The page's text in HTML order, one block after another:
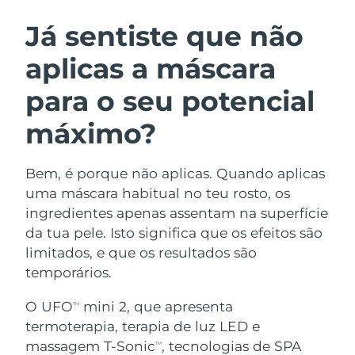
Já sentiste que não
aplicas a máscara
para o seu potencial
máximo?
Bem, é porque não aplicas. Quando aplicas
uma máscara habitual no teu rosto, os
ingredientes apenas assentam na superfície
da tua pele. Isto significa que os efeitos são
limitados, e que os resultados são
temporários.
O UFOTM
mini 2, que apresenta
termoterapia, terapia de luz LED e
massagem T-SonicTM, tecnologias de SPA
Limpeza facial
LUNA™ 4 kit
Anti-aging massage
LUNA™ 4 Plus
Massage, LED heating
LUNA™ 4 Men
For men, anti-aging massage
Lifting facial
BEAR™ 2 kit
Microcurrent toning
BEAR™ 2 go
Microcurrent toning on-the-go
BEAR™ 2 eyes & lips
Microcurrent line smoothing device
Hidratação
UFO™ 3 kit
Deep facial hydration
Near-infrared and red light therapy
device
Cuidado oral
issa™ 4
Hybrid silicone sonic toothbrush
issa™ 4 plus
Smart hybrid silicone sonic toothbrush
TRATAMENTO ANTIENVELHECIMENTO
FAQ™
Antienvelhecimento Tratamentos LED
Áustria 07/08/2026
Barein Entrega prevista08/08/2026
Bélgica Entrega prevista07/08/2026
Bermudas
Bósnia e
Herzegovina
Entrega prevista10/08/2026
Brunei Entrega prevista12/08/2026
Bulgária
Canadá Entrega prevista
Chile Entrega prevista 11/08/2026